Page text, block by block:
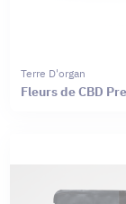
Terre D'organ
Fleurs de CBD